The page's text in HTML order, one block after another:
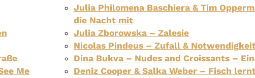
Me
Julia Philomena Baschiera & Tim
die Nacht mit
Julia Zborowska – Zalesie
Nicolas Pindeus – Zufall &
Dina Bukva – Nudes and Croissants –
Deniz Cooper & Salka Weber – Fisch